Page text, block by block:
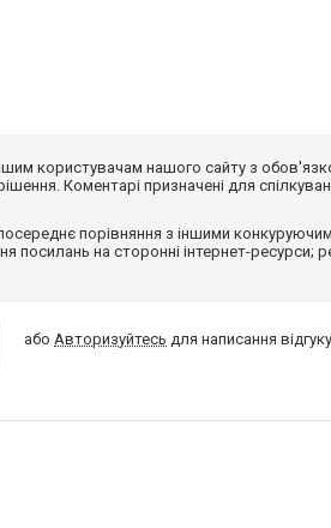
користувачам нашого сайту з
Коментарі призначені для
порівняння з іншими
посилань на сторонні інтернет-ресурси;
абоАвторизуйтесь для написання відгуку